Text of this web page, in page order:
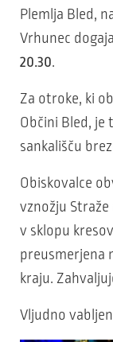
Plemlja Bled,
Vrhunec
20.30.
Za otroke, ki
Občini Bled, je
sankališču
Obiskovalce
vznožju
v sklopu
preusmerjena
kraju.
Vljudno